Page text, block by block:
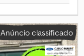
Anúncio classificado